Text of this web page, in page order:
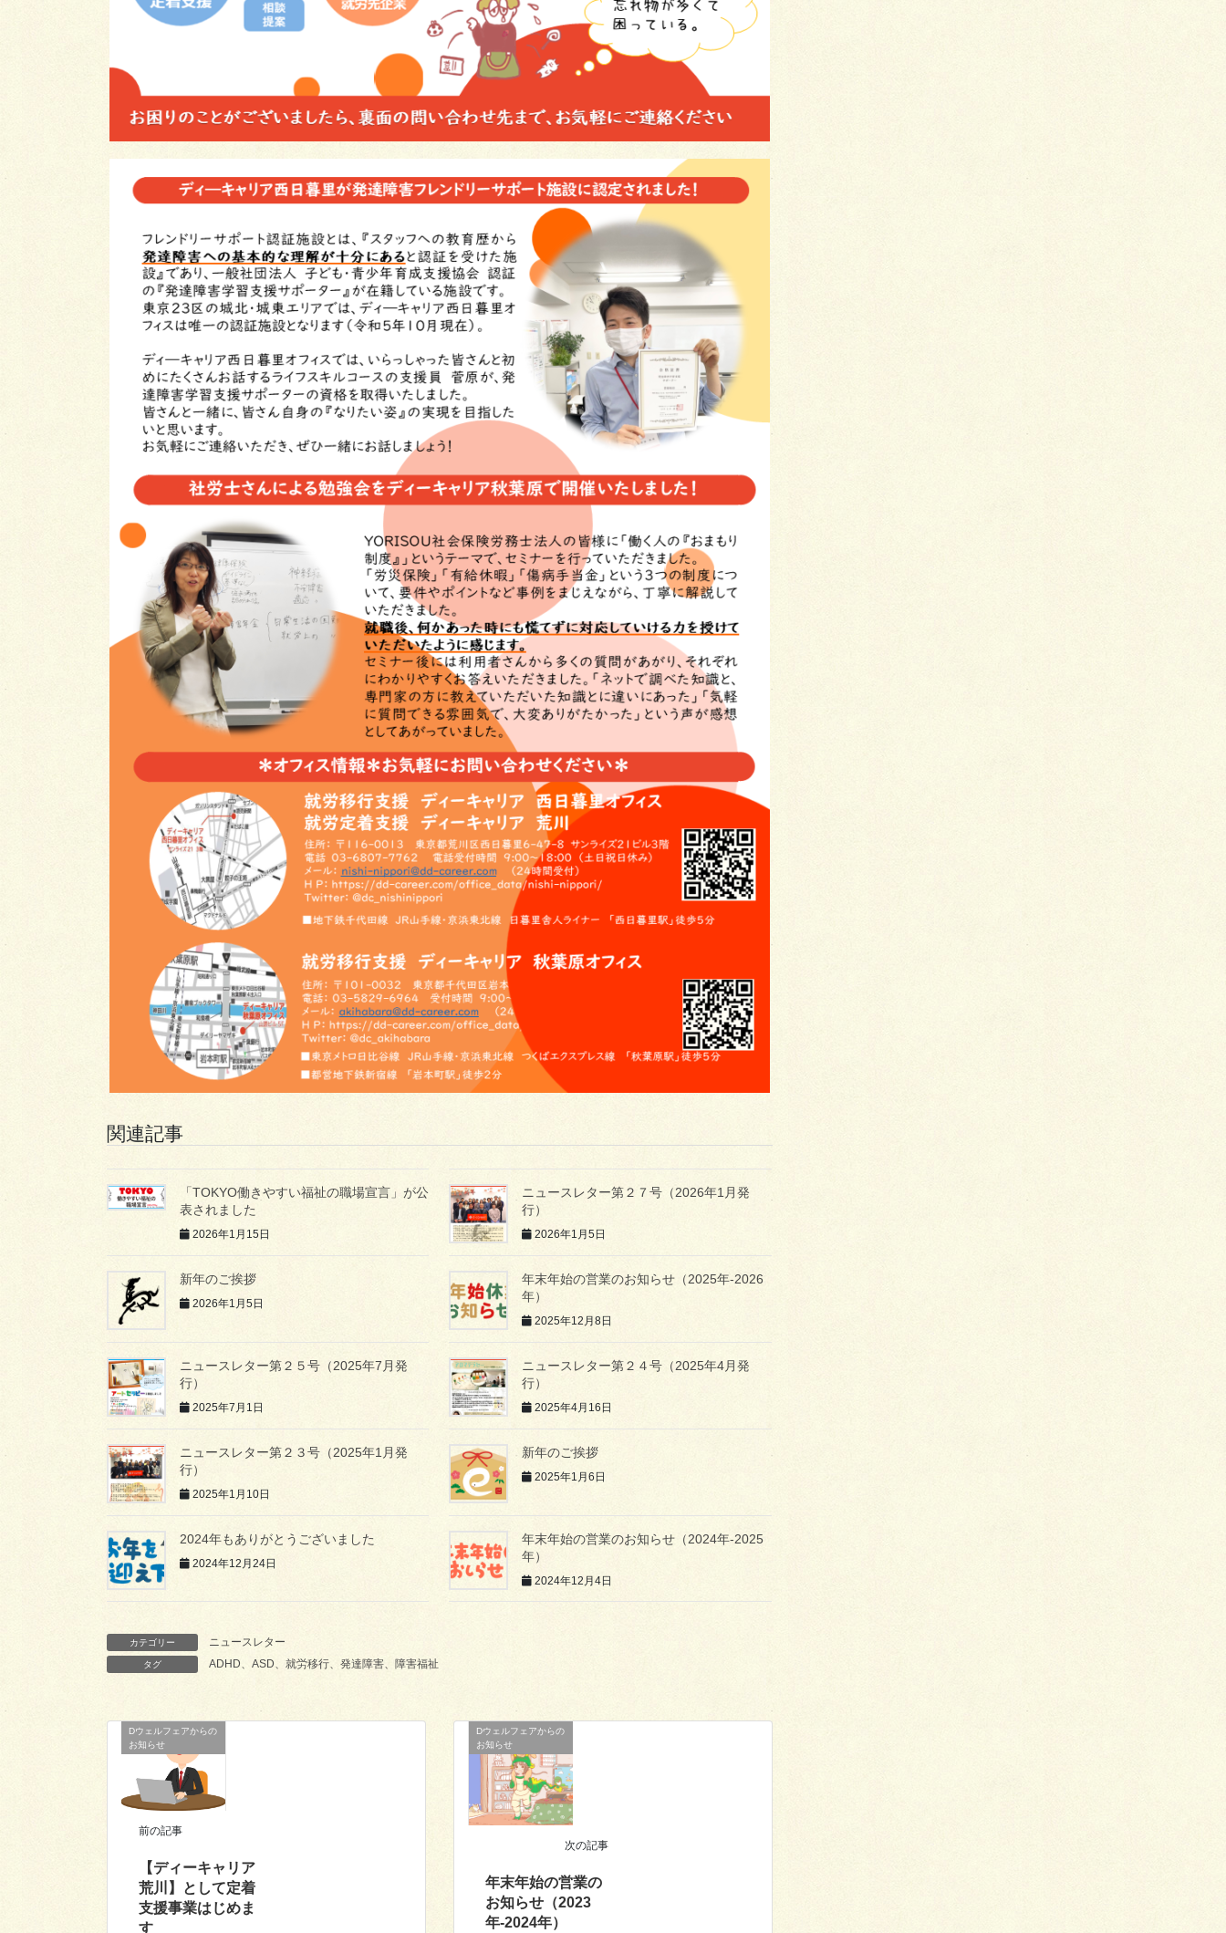
関連記事
「TOKYO働きやすい福祉の職場宣言」が公
表されました
2026年1月15日
ニュースレター第２７号（2026年1月発
行）
2026年1月5日
新年のご挨拶
2026年1月5日
年末年始の営業のお知らせ（2025年-2026
年）
2025年12月8日
ニュースレター第２５号（2025年7月発
行）
2025年7月1日
ニュースレター第２４号（2025年4月発
行）
2025年4月16日
ニュースレター第２３号（2025年1月発
行）
2025年1月10日
新年のご挨拶
2025年1月6日
2024年もありがとうございました
2024年12月24日
年末年始の営業のお知らせ（2024年-2025
年）
2024年12月4日
カテゴリー ニュースレター
タグ ADHD、ASD、就労移行、発達障害、障害福祉
Dウェルフェアからの
お知らせ
前の記事
【ディーキャリア
荒川】として定着
支援事業はじめま
す
Dウェルフェアからの
お知らせ
次の記事
年末年始の営業の
お知らせ（2023
年-2024年）